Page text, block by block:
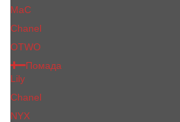
MaC
Сhanеl
OTWO
Помада
Lily
Chanel
NYX